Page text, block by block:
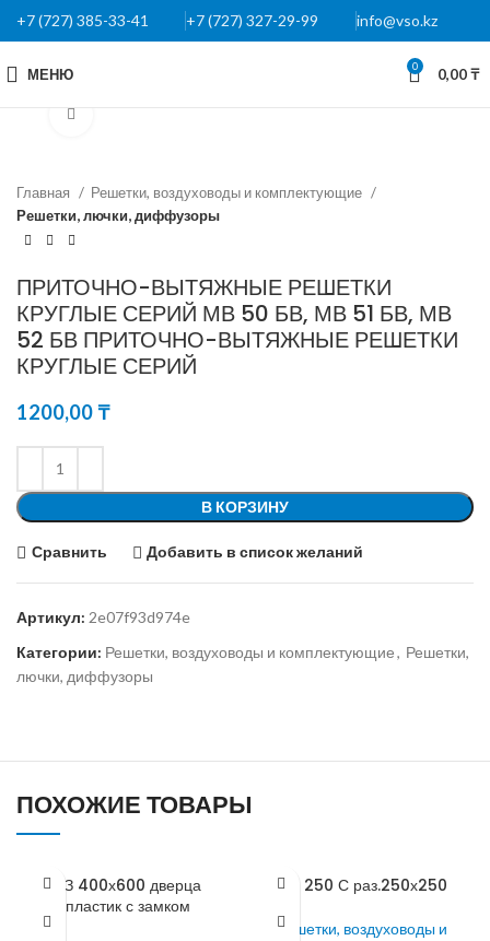
+7 (727) 385-33-41 +7 (727) 327-29-99 info@vso.kz
МЕНЮ 0 0,00₸
Главная
Решетки, воздуховоды и комплектующие
Решетки, лючки, диффузоры
ПРИТОЧНО-ВЫТЯЖНЫЕ РЕШЕТКИ
КРУГЛЫЕ СЕРИЙ МВ 50 БВ, МВ 51 БВ, МВ
52 БВ ПРИТОЧНО-ВЫТЯЖНЫЕ РЕШЕТКИ
КРУГЛЫЕ СЕРИЙ
1200,00₸
В КОРЗИНУ
Сравнить Добавить в список желаний
Артикул: 2e07f93d974e
Категории: Решетки, воздуховоды и комплектующие, Решетки,
лючки, диффузоры
ПОХОЖИЕ ТОВАРЫ
ДЗ 400х600 дверца
пластик с замком
МВ 250 С раз.250х250
Решетки, воздуховоды и